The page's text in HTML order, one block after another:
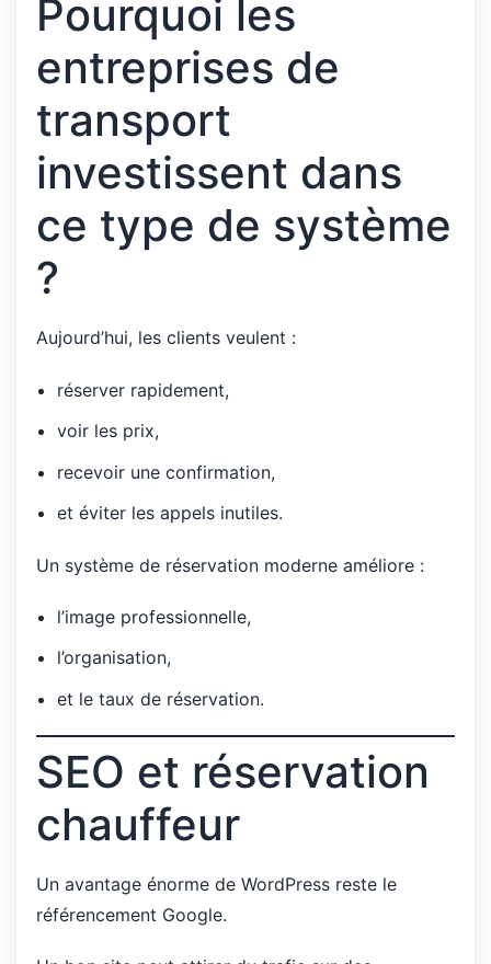
Pourquoi les
entreprises de
transport
investissent dans
ce type de système
?
Aujourd’hui, les clients veulent :
réserver rapidement,
voir les prix,
recevoir une confirmation,
et éviter les appels inutiles.
Un système de réservation moderne améliore :
l’image professionnelle,
l’organisation,
et le taux de réservation.
SEO et réservation
chauffeur
Un avantage énorme de WordPress reste le
référencement Google.